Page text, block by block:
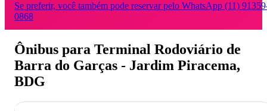
Se preferir, você também pode reservar pelo WhatsApp (11)
0868
Ônibus para Terminal Rodoviário de
Barra do Garças - Jardim Piracema,
BDG